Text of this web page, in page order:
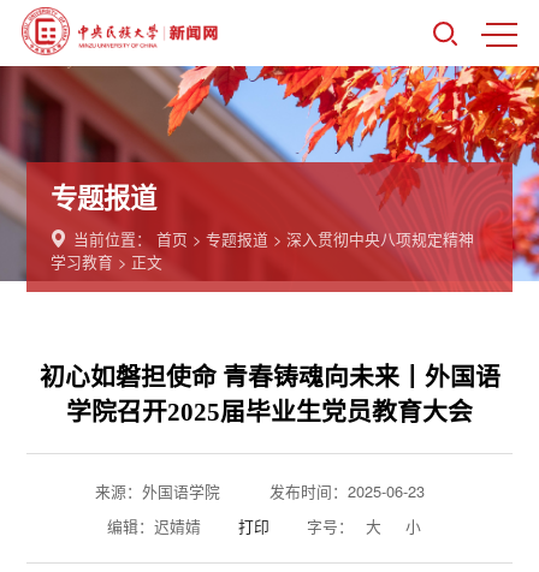
专题报道
当前位置：首页 >专题报道 >深入贯彻中央八项规定精神
学习教育 > 正文
初心如磐担使命 青春铸魂向未来丨外国语
学院召开2025届毕业生党员教育大会
来源：外国语学院
发布时间：2025-06-23
编辑：迟婧婧
打印 字号： 大 小